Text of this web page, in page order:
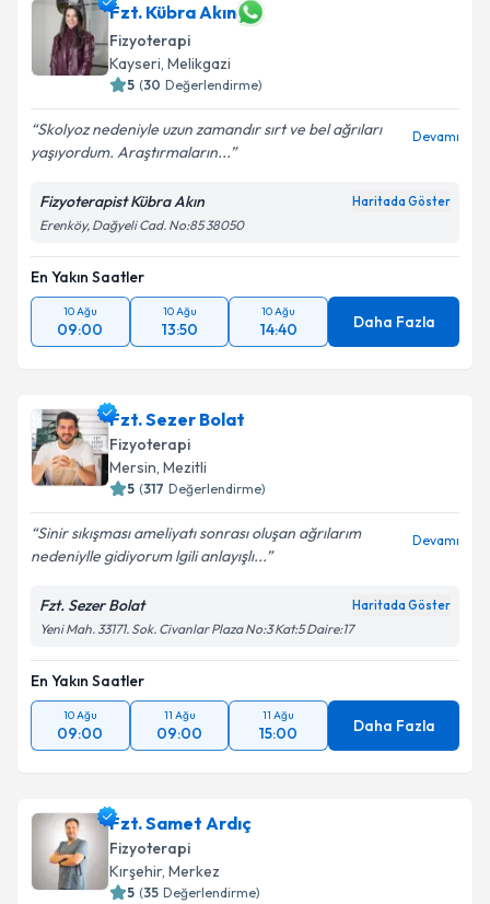
Fzt. Kübra Akın
Fizyoterapi
Kayseri, Melikgazi
5 (30 Değerlendirme)
Skolyoz nedeniyle uzun zamandır sırt ve bel ağrıları
yaşıyordum. Araştırmaların...
Devamı
Fizyoterapist Kübra Akın Haritada Göster
Erenköy, Dağyeli Cad. No:85 38050
En Yakın Saatler
10 Ağu
09:00
10 Ağu
13:50
10 Ağu
14:40 Daha Fazla
Fzt. Sezer Bolat
Fizyoterapi
Mersin, Mezitli
5 (317 Değerlendirme)
Sinir sıkışması ameliyatı sonrası oluşan ağrılarım
nedeniylle gidiyorum lgili anlayışlı...
Devamı
Fzt. Sezer Bolat Haritada Göster
Yeni Mah. 33171. Sok. Civanlar Plaza No:3 Kat:5 Daire:17
En Yakın Saatler
10 Ağu
09:00
11 Ağu
09:00
11 Ağu
15:00 Daha Fazla
Fzt. Samet Ardıç
Fizyoterapi
Kırşehir, Merkez
5 (35 Değerlendirme)